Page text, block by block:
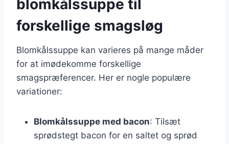
blomkålssuppe til
forskellige smagsløg
Blomkålssuppe kan varieres på mange måder
for at imødekomme forskellige
smagspræferencer. Her er nogle populære
variationer:
Blomkålssuppe med bacon: Tilsæt
sprødstegt bacon for en saltet og sprød